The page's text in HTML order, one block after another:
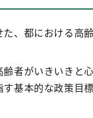
、都における高
者がいきいきと
基本的な政策目